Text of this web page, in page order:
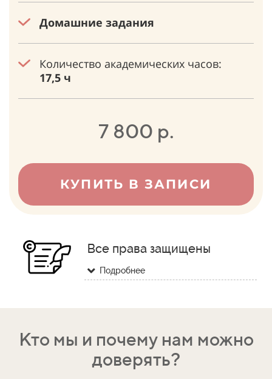
Домашние задания
Количество академических часов:
17,5 ч
7 800 р.
КУПИТЬ В ЗАПИСИ
Все права защищены
Подробнее
Кто мы и почему нам можно
доверять?